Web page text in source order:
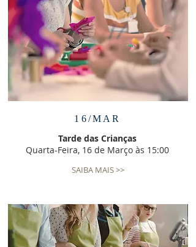
16/MAR
Tarde das Crianças
Quarta-Feira, 16 de Março às 15:00
SAIBA MAIS >>